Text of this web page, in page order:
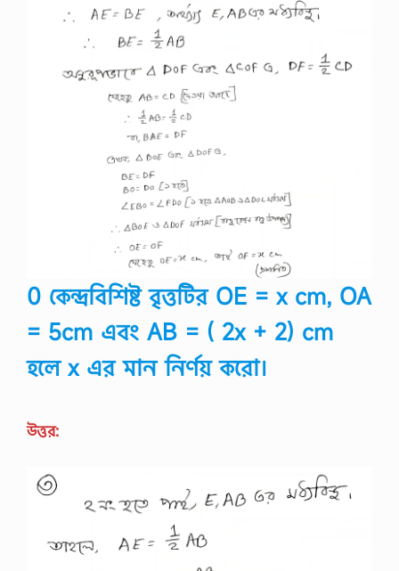
0 কেন্দ্রবিশিষ্ট বৃত্তটির OE = x cm, OA
= 5cm এবং AB = ( 2x + 2) cm
হলে x এর মান নির্ণয় করো।
উত্তর: